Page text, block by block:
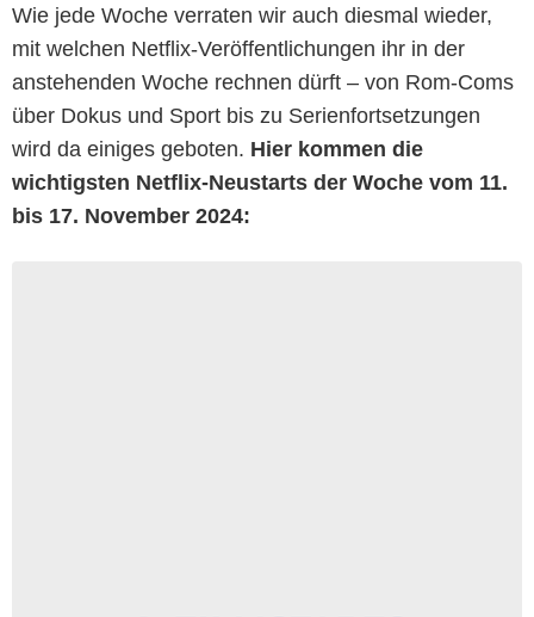
Wie jede Woche verraten wir auch diesmal wieder,
mit welchen Netflix-Veröffentlichungen ihr in der
anstehenden Woche rechnen dürft – von Rom-Coms
über Dokus und Sport bis zu Serienfortsetzungen
wird da einiges geboten. Hier kommen die
wichtigsten Netflix-Neustarts der Woche vom 11.
bis 17. November 2024: